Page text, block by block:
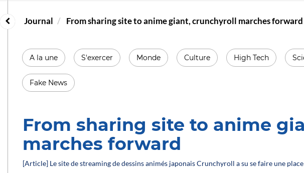
Journal From sharing site to anime giant, crunchyroll marches forward
A la une S'exercer Monde Culture High Tech
Fake News
From sharing site to anime
marches forward
[Article] Le site de streaming de dessins animés japonais Crunchyroll a su se faire une